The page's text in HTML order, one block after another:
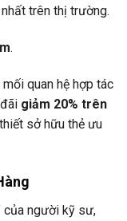
trên thị trường.
.
quan hệ hợp tác
giảm 20% trên
sở hữu thẻ ưu
của người kỹ sư,